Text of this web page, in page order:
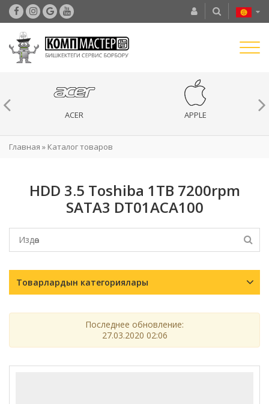
ACER APPLE
Главная » Каталог товаров
HDD 3.5 Toshiba 1TB 7200rpm
SATA3 DT01ACA100
Товарлардын категориялары
Последнее обновление:
27.03.2020 02:06